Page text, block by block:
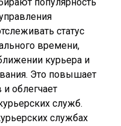
популярность
статус
времени,
курьера и
Это повышает
облегчает
служб.
службах